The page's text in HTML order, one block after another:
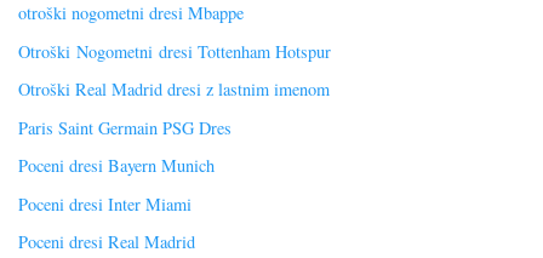
otroški nogometni dresi Mbappe
Otroški Nogometni dresi Tottenham Hotspur
Otroški Real Madrid dresi z lastnim imenom
Paris Saint Germain PSG Dres
Poceni dresi Bayern Munich
Poceni dresi Inter Miami
Poceni dresi Real Madrid